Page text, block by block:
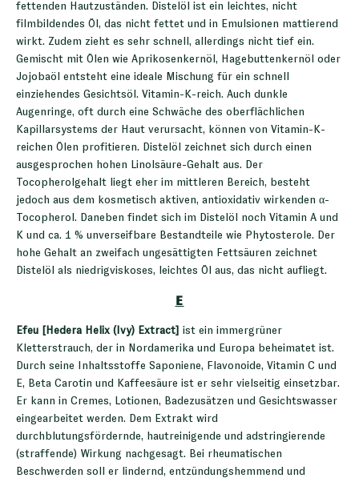
fettenden Hautzuständen. Distelöl ist ein leichtes, nicht
filmbildendes Öl, das nicht fettet und in Emulsionen mattierend
wirkt. Zudem zieht es sehr schnell, allerdings nicht tief ein.
Gemischt mit Ölen wie Aprikosenkernöl, Hagebuttenkernöl oder
Jojobaöl entsteht eine ideale Mischung für ein schnell
einziehendes Gesichtsöl. Vitamin-K-reich. Auch dunkle
Augenringe, oft durch eine Schwäche des oberflächlichen
Kapillarsystems der Haut verursacht, können von Vitamin-K-
reichen Ölen profitieren. Distelöl zeichnet sich durch einen
ausgesprochen hohen Linolsäure-Gehalt aus. Der
Tocopherolgehalt liegt eher im mittleren Bereich, besteht
jedoch aus dem kosmetisch aktiven, antioxidativ wirkenden α-
Tocopherol. Daneben findet sich im Distelöl noch Vitamin A und
K und ca. 1 % unverseifbare Bestandteile wie Phytosterole. Der
hohe Gehalt an zweifach ungesättigten Fettsäuren zeichnet
Distelöl als niedrigviskoses, leichtes Öl aus, das nicht aufliegt.
E
Efeu [Hedera Helix (Ivy) Extract]
ist ein immergrüner
Kletterstrauch, der in Nordamerika und Europa beheimatet ist.
Durch seine Inhaltsstoffe Saponiene, Flavonoide, Vitamin C und
E, Beta Carotin und Kaffeesäure ist er sehr vielseitig einsetzbar.
Er kann in Cremes, Lotionen, Badezusätzen und Gesichtswasser
eingearbeitet werden. Dem Extrakt wird
durchblutungsfördernde, hautreinigende und adstringierende
(straffende) Wirkung nachgesagt. Bei rheumatischen
Beschwerden soll er lindernd, entzündungshemmend und